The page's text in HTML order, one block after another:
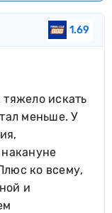
1.69
искать
меньше. У
ко всему,
и